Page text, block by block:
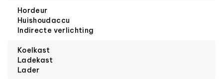
Hordeur
Huishoudaccu
Indirecte verlichting
Koelkast
Ladekast
Lader